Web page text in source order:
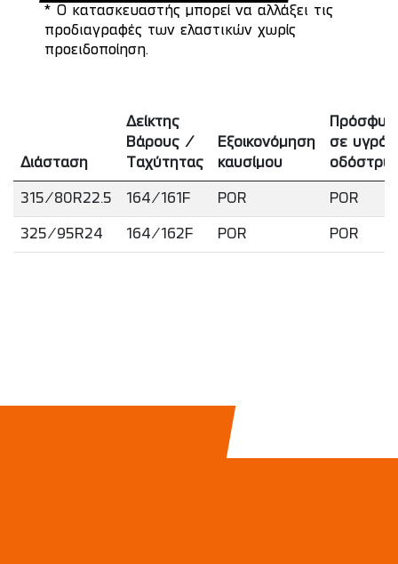
* Ο κατασκευαστής μπορεί να αλλάξει τις
προδιαγραφές των ελαστικών χωρίς
προειδοποίηση.
Διάσταση
Δείκτης
Βάρους /
Ταχύτητας
Εξοικονόμηση
καυσίμου
σε υγρό
315/80R22.5 164/161F POR POR
325/95R24 164/162F POR POR